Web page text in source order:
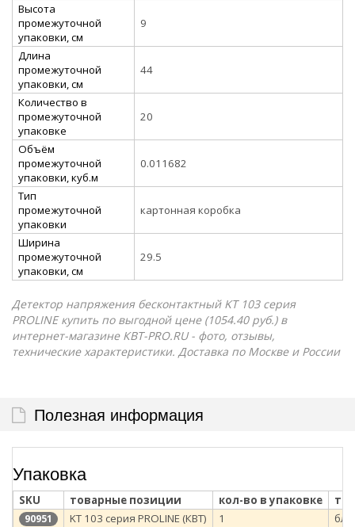
Высота
промежуточной
упаковки, см
9
Длина
промежуточной
упаковки, см
44
Количество в
промежуточной
упаковке
20
Объём
промежуточной
упаковки, куб.м
0.011682
Тип
промежуточной
упаковки
картонная коробка
Ширина
промежуточной
упаковки, см
29.5
Детектор напряжения бесконтактный KT 103 серия
PROLINE купить по выгодной цене (1054.40 руб.) в
интернет-магазине КВТ-PRO.RU - фото, отзывы,
технические характеристики. Доставка по Москве и России
Полезная информация
Упаковка
SKU товарные позиции кол-во в упаковке
90951 KT 103 серия PROLINE (КВТ) 1